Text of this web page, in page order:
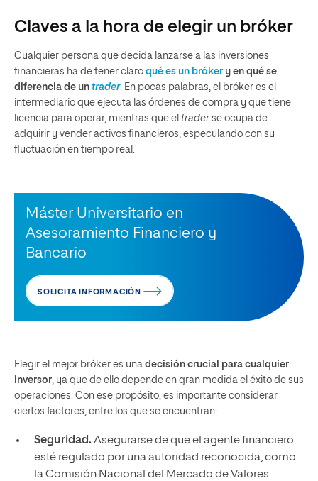
Claves a la hora de elegir un bróker
Cualquier persona que decida lanzarse a las inversiones
financieras ha de tener claro qué es un bróker y en qué se
diferencia de un trader. En pocas palabras, el bróker es el
intermediario que ejecuta las órdenes de compra y que tiene
licencia para operar, mientras que el traderse ocupa de
adquirir y vender activos financieros, especulando con su
fluctuación en tiempo real.
Máster Universitario en
Asesoramiento Financiero y
Bancario
SOLICITA INFORMACIÓN
Elegir el mejor bróker es una decisión crucial para cualquier
inversor , ya que de ello depende en gran medida el éxito de sus
operaciones. Con ese propósito, es importante considerar
ciertos factores, entre los que se encuentran:
Seguridad. Asegurarse de que el agente financiero
esté regulado por una autoridad reconocida, como
la Comisión Nacional del Mercado de Valores